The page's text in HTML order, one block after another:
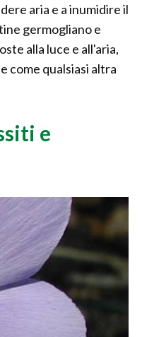
aria e a inumidire il
germogliano e
alla luce e all'aria,
come qualsiasi altra
e